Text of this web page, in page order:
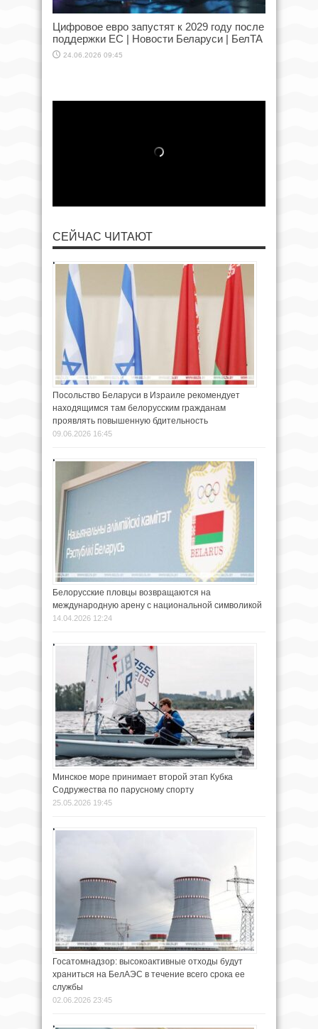
Цифровое евро запустят к 2029 году после
поддержки ЕС | Новости Беларуси | БелТА
24.06.2026 09:45
СЕЙЧАС ЧИТАЮТ
Посольство Беларуси в Израиле рекомендует
находящимся там белорусским гражданам
проявлять повышенную бдительность
09.06.2026 16:45
Белорусские пловцы возвращаются на
международную арену с национальной символикой
14.04.2026 12:24
Минское море принимает второй этап Кубка
Содружества по парусному спорту
25.05.2026 19:45
Госатомнадзор: высокоактивные отходы будут
храниться на БелАЭС в течение всего срока ее
службы
02.06.2026 23:45